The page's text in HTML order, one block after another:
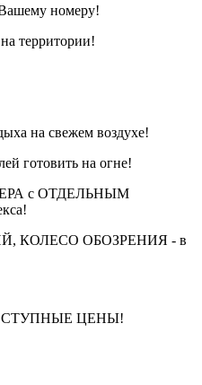
номеру!
на свежем воздухе!
готовить на огне!
с ОТДЕЛЬНЫМ
КОЛЕСО ОБОЗРЕНИЯ - в
ЦЕНЫ!⠀